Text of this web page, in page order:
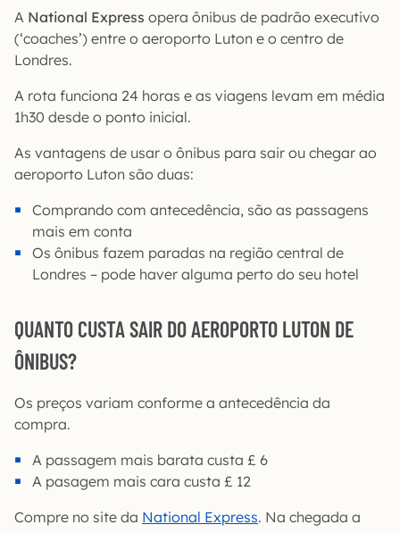
A National Express opera ônibus de padrão executivo
(‘coaches’) entre o aeroporto Luton e o centro de
Londres.
A rota funciona 24 horas e as viagens levam em média
1h30 desde o ponto inicial.
As vantagens de usar o ônibus para sair ou chegar ao
aeroporto Luton são duas:
Comprando com antecedência, são as passagens
mais em conta
Os ônibus fazem paradas na região central de
Londres – pode haver alguma perto do seu hotel
QUANTO CUSTA SAIR DO AEROPORTO LUTON DE
ÔNIBUS?
Os preços variam conforme a antecedência da
compra.
A passagem mais barata custa £ 6
A pasagem mais cara custa £ 12
Compre no site da National Express. Na chegada a